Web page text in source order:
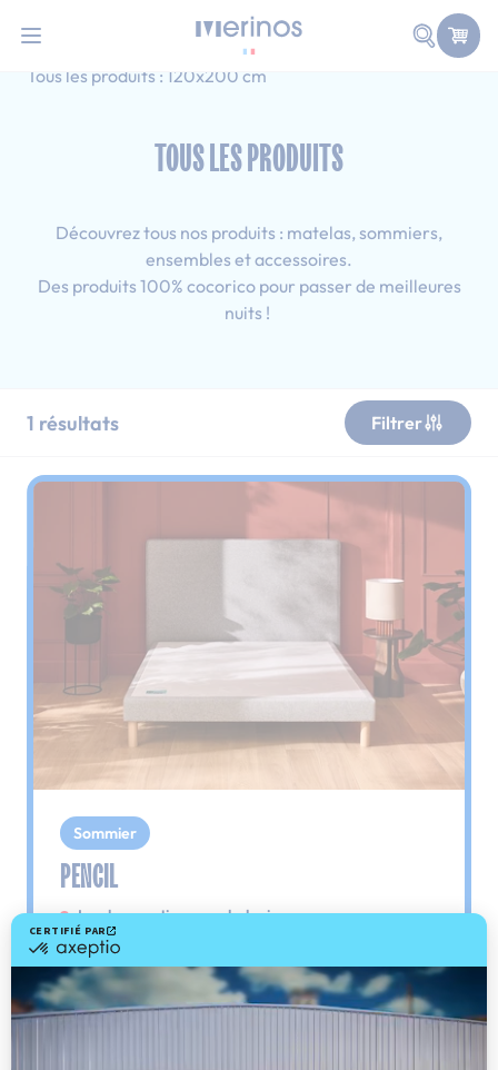
Faire
Accueil
Ado
Tous les produits : 120x200 cm
TOUS LES PRODUITS
Découvrez tous nos produits : matelas, sommiers,
ensembles et accessoires.
Des produits 100% cocorico pour passer de meilleures
nuits !
1 résultats Filtrer
Sommier
PENCIL
Le plus : soutien morphologique
Grâce à ses 3 zones de confort, le sommier
Pencil vous assure tout son soutien. Avec les
épaules, le dos et le bassin qui reposent sur ses
lattes, vous évitez les douleurs au petit matin.